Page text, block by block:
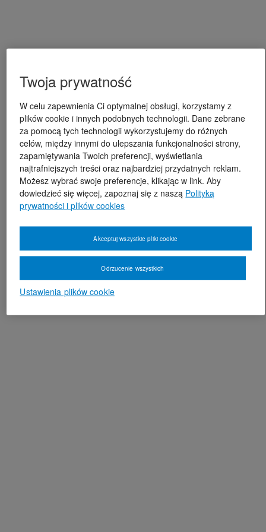
Twoja prywatność
W celu zapewnienia Ci optymalnej obsługi, korzystamy z
plików cookie i innych podobnych technologii. Dane zebrane
za pomocą tych technologii wykorzystujemy do różnych
celów, między innymi do ulepszania funkcjonalności strony,
zapamiętywania Twoich preferencji, wyświetlania
najtrafniejszych treści oraz najbardziej przydatnych reklam.
Możesz wybrać swoje preferencje, klikając w link. Aby
dowiedzieć się więcej, zapoznaj się z naszą Polityką
prywatności i plików cookies
Ustawienia plików cookie
Odrzucenie wszystkich
Akceptuj wszystkie pliki cookie